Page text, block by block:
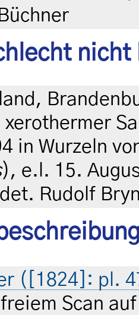
nicht
xerothermer
in Wurzeln
), e.l. 15.
Rudolf
([1824]: pl.
Scan